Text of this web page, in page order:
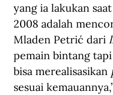
yang ia lakukan
2008 adalah
Mladen Petrić dari
pemain bintang
bisa merealisasikan
sesuai